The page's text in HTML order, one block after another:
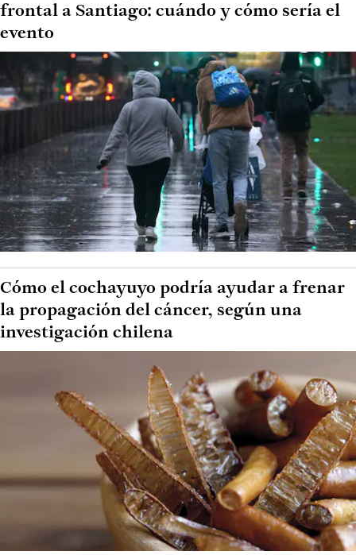
frontal a Santiago: cuándo y cómo sería el
evento
Cómo el cochayuyo podría ayudar a frenar
la propagación del cáncer, según una
investigación chilena